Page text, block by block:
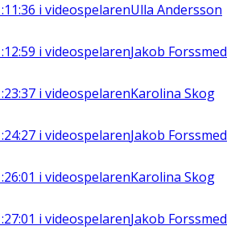
i videospelarenUlla Andersson
i videospelarenJakob Forssmed
i videospelarenKarolina Skog
i videospelarenJakob Forssmed
i videospelarenKarolina Skog
i videospelarenJakob Forssmed